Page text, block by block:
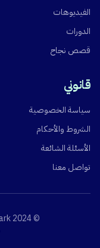
الفيديوهات
الدورات
قصص نجاح
قانوني
سياسة الخصوصية
الشروط والأحكام
الأسئلة الشائعة
تواصل معنا
© 2024 BabyShark.